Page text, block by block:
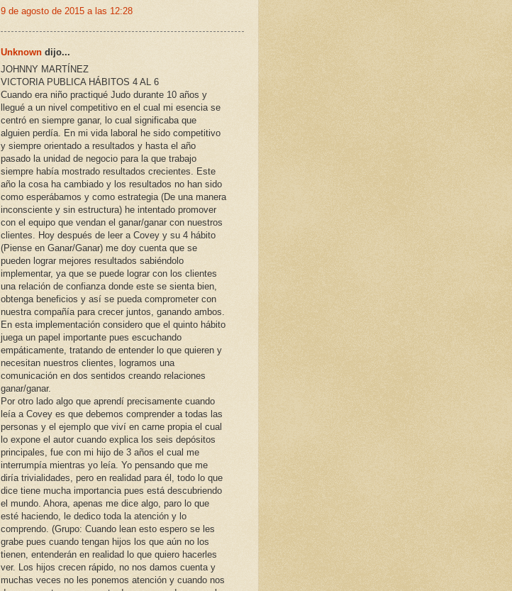
9 de agosto de 2015 a las 12:28
Unknown dijo...
JOHNNY MARTÍNEZ
VICTORIA PUBLICA HÁBITOS 4 AL 6
Cuando era niño practiqué Judo durante 10 años y
llegué a un nivel competitivo en el cual mi esencia se
centró en siempre ganar, lo cual significaba que
alguien perdía. En mi vida laboral he sido competitivo
y siempre orientado a resultados y hasta el año
pasado la unidad de negocio para la que trabajo
siempre había mostrado resultados crecientes. Este
año la cosa ha cambiado y los resultados no han sido
como esperábamos y como estrategia (De una manera
inconsciente y sin estructura) he intentado promover
con el equipo que vendan el ganar/ganar con nuestros
clientes. Hoy después de leer a Covey y su 4 hábito
(Piense en Ganar/Ganar) me doy cuenta que se
pueden lograr mejores resultados sabiéndolo
implementar, ya que se puede lograr con los clientes
una relación de confianza donde este se sienta bien,
obtenga beneficios y así se pueda comprometer con
nuestra compañía para crecer juntos, ganando ambos.
En esta implementación considero que el quinto hábito
juega un papel importante pues escuchando
empáticamente, tratando de entender lo que quieren y
necesitan nuestros clientes, logramos una
comunicación en dos sentidos creando relaciones
ganar/ganar.
Por otro lado algo que aprendí precisamente cuando
leía a Covey es que debemos comprender a todas las
personas y el ejemplo que viví en carne propia el cual
lo expone el autor cuando explica los seis depósitos
principales, fue con mi hijo de 3 años el cual me
interrumpía mientras yo leía. Yo pensando que me
diría trivialidades, pero en realidad para él, todo lo que
dice tiene mucha importancia pues está descubriendo
el mundo. Ahora, apenas me dice algo, paro lo que
esté haciendo, le dedico toda la atención y lo
comprendo. (Grupo: Cuando lean esto espero se les
grabe pues cuando tengan hijos los que aún no los
tienen, entenderán en realidad lo que quiero hacerles
ver. Los hijos crecen rápido, no nos damos cuenta y
muchas veces no les ponemos atención y cuando nos